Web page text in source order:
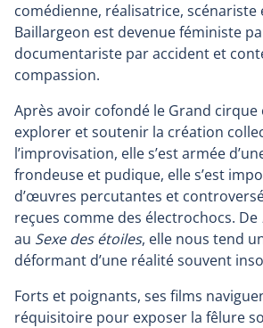
comédienne, réalisatrice, scénariste
Baillargeon est devenue féministe
documentariste par accident et
compassion.
Après avoir cofondé le Grand
explorer et soutenir la création
l’improvisation, elle s’est armée
frondeuse et pudique, elle s’est
d’œuvres percutantes et
reçues comme des électrochocs. De
au Sexe des étoiles, elle nous tend
déformant d’une réalité souvent
Forts et poignants, ses films
réquisitoire pour exposer la fêlure